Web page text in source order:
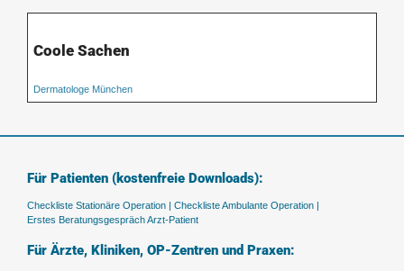
Coole Sachen
Dermatologe München
Für Patienten (kostenfreie Downloads):
Checkliste Stationäre Operation |
Checkliste Ambulante Operation |
Erstes Beratungsgespräch Arzt-Patient
Für Ärzte, Kliniken, OP-Zentren und Praxen: